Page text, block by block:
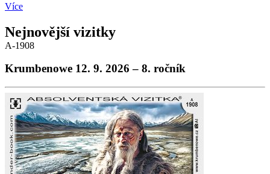
Více
Nejnovější vizitky
A-1908
Krumbenowe 12. 9. 2026 – 8. ročník